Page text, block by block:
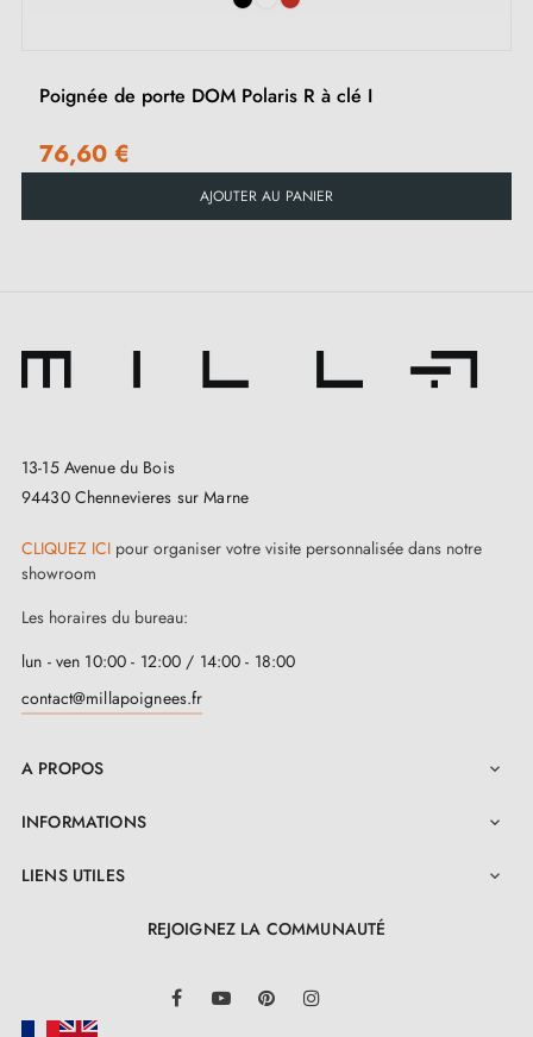
Poignée de porte DOM Polaris R à clé I
76,60 €
AJOUTER AU PANIER
13-15 Avenue du Bois
94430 Chennevieres sur Marne
CLIQUEZ ICI pour organiser votre visite personnalisée dans notre
showroom
Les horaires du bureau:
lun - ven 10:00 - 12:00 / 14:00 - 18:00
contact@millapoignees.fr
A PROPOS 
INFORMATIONS 
LIENS UTILES 
REJOIGNEZ LA COMMUNAUTÉ
FacebookYouTube Pinterest